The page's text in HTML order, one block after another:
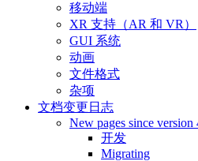
移动端
XR 支持（AR 和 VR）
GUI 系统
动画
文件格式
杂项
文档变更日志
New pages since version
开发
Migrating